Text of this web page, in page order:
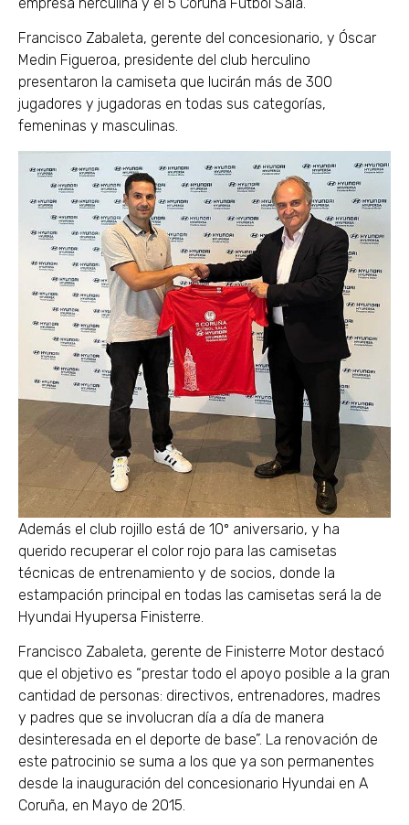
Francisco Zabaleta, gerente del concesionario, y Óscar
Medin Figueroa, presidente del club herculino
presentaron la camiseta que lucirán más de 300
jugadores y jugadoras en todas sus categorías,
femeninas y masculinas.
Además el club rojillo está de 10º aniversario, y ha
querido recuperar el color rojo para las camisetas
técnicas de entrenamiento y de socios, donde la
estampación principal en todas las camisetas será la de
Hyundai Hyupersa Finisterre.
Francisco Zabaleta, gerente de Finisterre Motor destacó
que el objetivo es “prestar todo el apoyo posible a la gran
cantidad de personas: directivos, entrenadores, madres
y padres que se involucran día a día de manera
desinteresada en el deporte de base”. La renovación de
este patrocinio se suma a los que ya son permanentes
desde la inauguración del concesionario Hyundai en A
Coruña, en Mayo de 2015.